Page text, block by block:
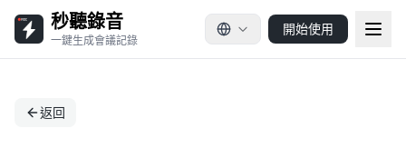
秒聽錄音
一鍵生成會議記錄
開始使用
返回